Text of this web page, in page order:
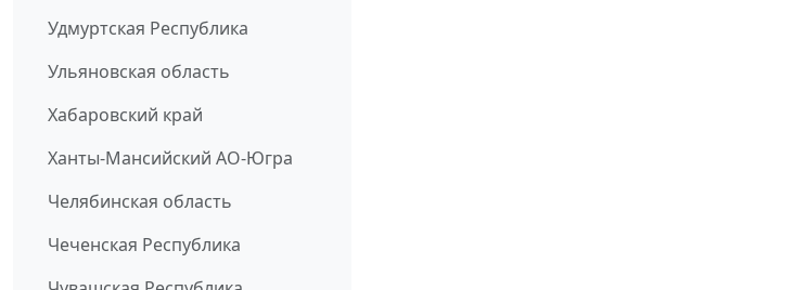
Удмуртская Республика
Ульяновская область
Хабаровский край
Ханты-Мансийский АО-Югра
Челябинская область
Чеченская Республика